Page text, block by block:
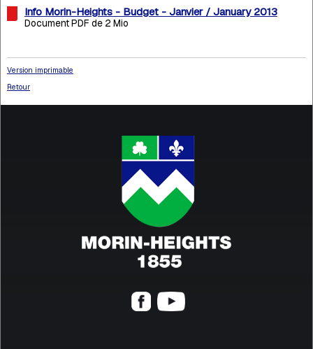
Info Morin-Heights - Budget - Janvier / January 2013
Document PDF de 2 Mio
Version imprimable
Retour